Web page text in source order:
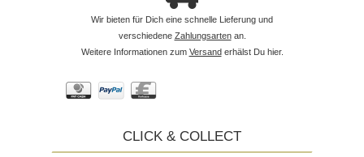
Wir bieten für Dich eine schnelle Lieferung und
verschiedene Zahlungsartenan.
Weitere Informationen zum Versanderhälst Du hier.
CLICK & COLLECT